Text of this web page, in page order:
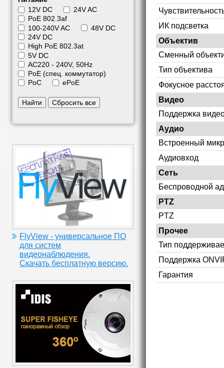
12V DC
24V AC
PoE 802.3af
100-240V AC
48V DC
24V DC
High PoE 802.3at
5V DC
АС220 - 240V, 50Hz
PoE (спец. коммутатор)
PoC
ePoE
Найти Сбросить все
FlyView - универсальное ПО
для систем
видеонаблюдения.
Скачать бесплатную версию.
ИК подсветка
Объектив
Сменный
Тип объектива
Фокусное
Видео
Поддержка
Аудио
Встроенный
Аудиовход
Сеть
Беспроводной
PTZ
PTZ
Прочее
Тип
Поддержка
Гарантия